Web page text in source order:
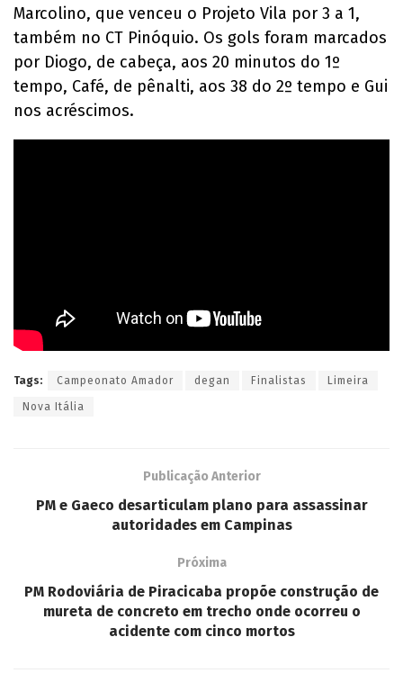
Marcolino, que venceu o Projeto Vila por 3 a 1,
também no CT Pinóquio. Os gols foram marcados
por Diogo, de cabeça, aos 20 minutos do 1º
tempo, Café, de pênalti, aos 38 do 2º tempo e Gui
nos acréscimos.
Tags: Campeonato Amador degan Finalistas Limeira
Nova Itália
Publicação Anterior
PM e Gaeco desarticulam plano para assassinar
autoridades em Campinas
Próxima
PM Rodoviária de Piracicaba propõe construção de
mureta de concreto em trecho onde ocorreu o
acidente com cinco mortos